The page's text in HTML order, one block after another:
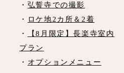
・ 弘誓寺での撮影
・
ロケ地2カ所＆2着
・
【8月限定】長楽寺室内
プラン
・ オプションメニュー